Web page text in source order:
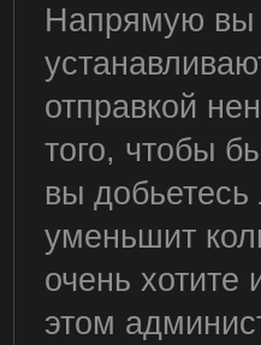
Напрямую вы
отправкой
того, чтобы
вы добьетесь
уменьшит
очень хотите
этом